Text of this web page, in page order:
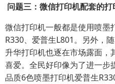
问题三：微信打印机配套的
微信打印机一般都是使用喷墨
R330、爱普生L801。另外，
升华打印机也逐在市场露面，
喜爱。全民好印像为了进一步
品质6色喷墨打印机爱普生